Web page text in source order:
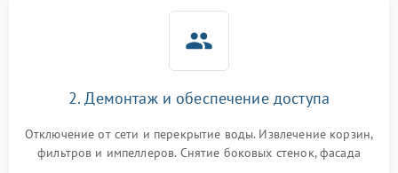
2. Демонтаж и обеспечение доступа
Отключение от сети и перекрытие воды. Извлечение корзин,
фильтров и импеллеров. Снятие боковых стенок, фасада